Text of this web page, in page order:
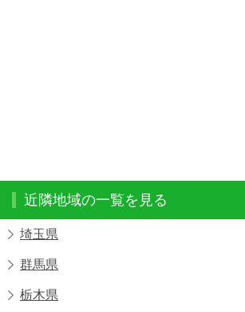
近隣地域の一覧を見る
埼玉県
群馬県
栃木県